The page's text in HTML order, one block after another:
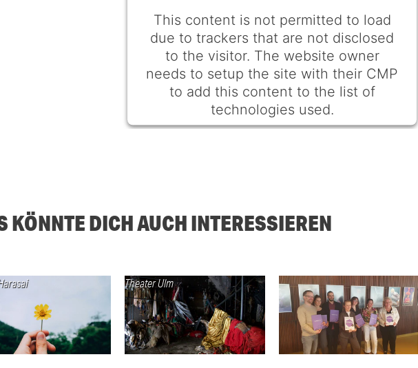
This content is not permitted to load
due to trackers that are not disclosed
to the visitor. The website owner
needs to setup the site with their CMP
to add this content to the list of
technologies used.
KÖNNTE DICH AUCH INTERESSIEREN
Theater Ulm